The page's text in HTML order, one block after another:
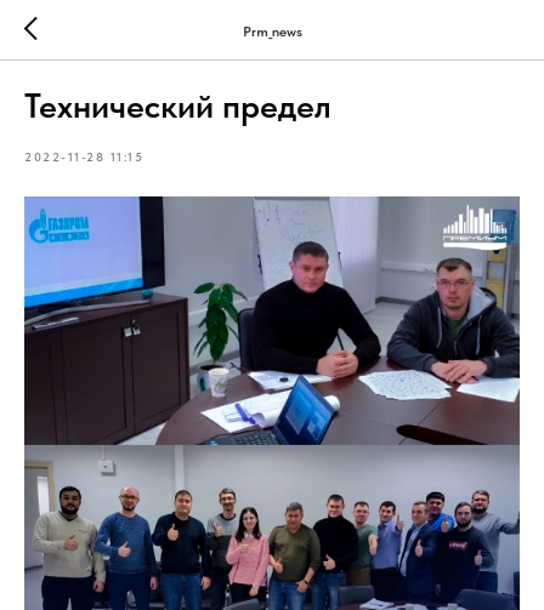
Prm_news
Технический предел
2022-11-28 11:15